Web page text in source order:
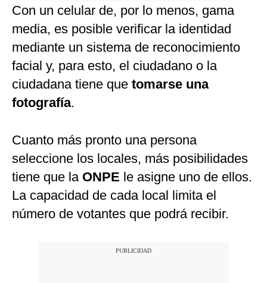
Con un celular de, por lo menos, gama
media, es posible verificar la identidad
mediante un sistema de reconocimiento
facial y, para esto, el ciudadano o la
ciudadana tiene que tomarse una
fotografía.
Cuanto más pronto una persona
seleccione los locales, más posibilidades
tiene que la ONPE le asigne uno de ellos.
La capacidad de cada local limita el
número de votantes que podrá recibir.